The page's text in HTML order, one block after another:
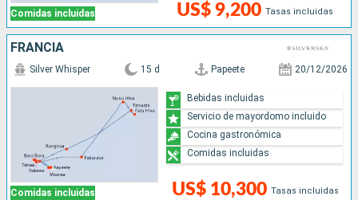
Comidas incluidas US$ 9,200 Tasas incluidas
FRANCIA
Comidas incluidas
Silver Whisper 15 d Papeete 20/12/2026
US$ 10,300 Tasas incluidas
Bebidas incluidas
Servicio de mayordomo incluido
Cocina gastronómica
Comidas incluidas